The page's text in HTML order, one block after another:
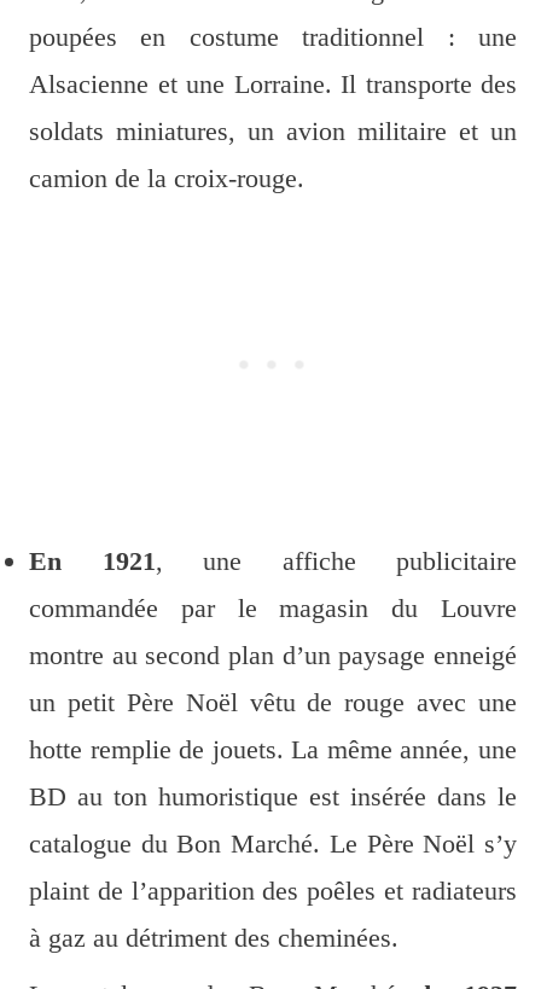
poupées en costume traditionnel : une
Alsacienne et une Lorraine. Il transporte des
soldats miniatures, un avion militaire et un
camion de la croix-rouge.
En 1921, une affiche publicitaire
commandée par le magasin du Louvre
montre au second plan d’un paysage enneigé
un petit Père Noël vêtu de rouge avec une
hotte remplie de jouets. La même année, une
BD au ton humoristique est insérée dans le
catalogue du Bon Marché. Le Père Noël s’y
plaint de l’apparition des poêles et radiateurs
à gaz au détriment des cheminées.